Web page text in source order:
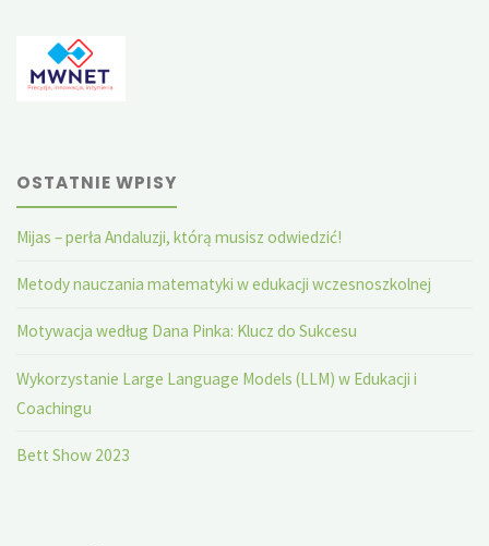
OSTATNIE WPISY
Mijas – perła Andaluzji, którą musisz odwiedzić!
Metody nauczania matematyki w edukacji wczesnoszkolnej
Motywacja według Dana Pinka: Klucz do Sukcesu
Wykorzystanie Large Language Models (LLM) w Edukacji i
Coachingu
Bett Show 2023